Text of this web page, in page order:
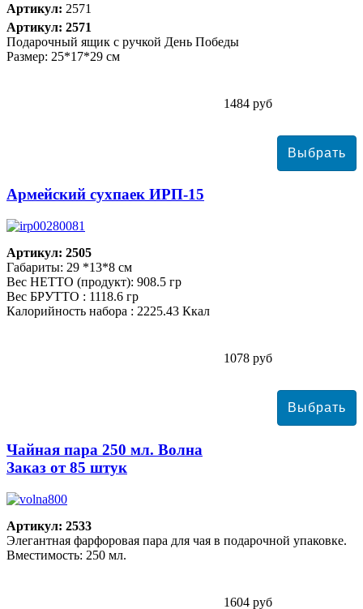
Артикул: 2571
Артикул: 2571
Подарочный ящик с ручкой День Победы
Размер: 25*17*29 см
1484 руб
Армейский сухпаек ИРП-15
Артикул: 2505
Габариты: 29 *13*8 см
Вес НЕТТО (продукт): 908.5 гр
Вес БРУТТО : 1118.6 гр
Калорийность набора : 2225.43 Ккал
1078 руб
Чайная пара 250 мл. Волна
Заказ от 85 штук
Артикул: 2533
Элегантная фарфоровая пара для чая в подарочной упаковке.
Вместимость: 250 мл.
1604 руб